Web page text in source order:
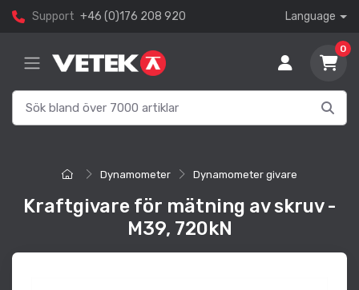
Support +46 (0)176 208 920 Language
0
Dynamometer Dynamometer givare
Kraftgivare för mätning av skruv -
M39, 720kN